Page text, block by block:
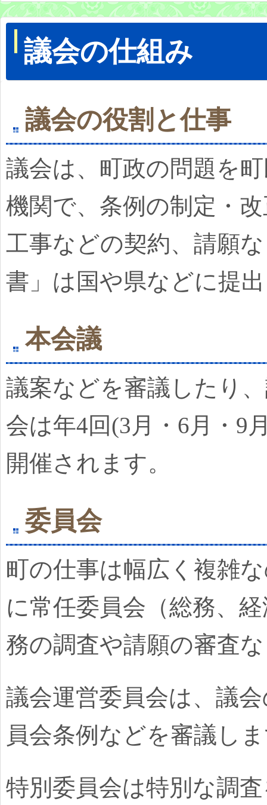
議会の仕組み
議会の役割と仕事
議会は、町政の問題を
機関で、条例の制定・
工事などの契約、請願
書」は国や県などに提
本会議
議案などを審議したり
会は年4回(3月・6月・9
開催されます。
委員会
町の仕事は幅広く複雑
に常任委員会（総務、
務の調査や請願の審査
議会運営委員会は、議
員会条例などを審議し
特別委員会は特別な調